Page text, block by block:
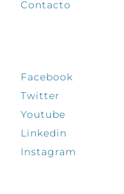
Contacto
Facebook
Twitter
Youtube
Linkedin
Instagram